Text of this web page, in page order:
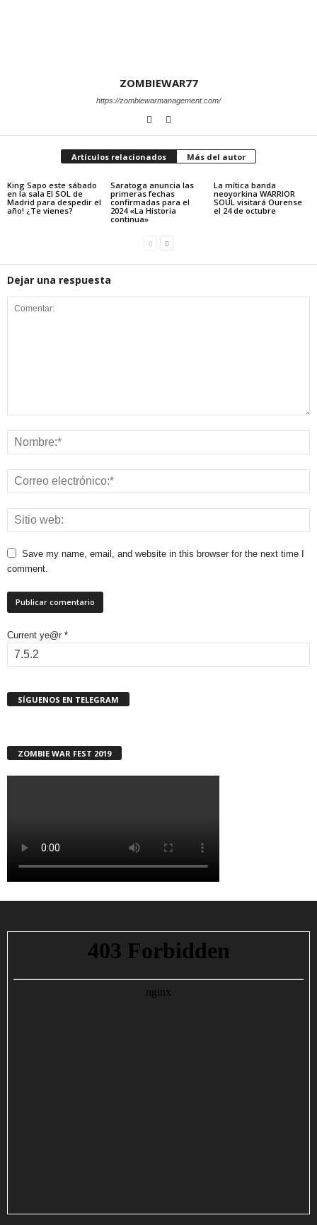
ZOMBIEWAR77
https://zombiewarmanagement.com/
Artículos relacionados Más del autor
King Sapo este sábado
en la sala El SOL de
Madrid para despedir el
año! ¿Te vienes?
Saratoga anuncia las
primeras fechas
confirmadas para el
2024 «La Historia
continua»
La mítica banda
neoyorkina WARRIOR
SOUL visitará Ourense
el 24 de octubre
Dejar una respuesta
Save my name, email, and website in this browser for the next time I
comment.
Current ye@r *
SÍGUENOS EN TELEGRAM
ZOMBIE WAR FEST 2019